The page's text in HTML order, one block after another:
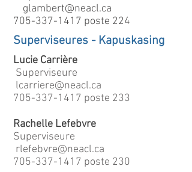
glambert@neacl.ca
705-337-1417 poste 224
Superviseures - Kapuskasing
Lucie Carrière
Superviseure
lcarriere@neacl.ca
705-337-1417 poste 233
Rachelle Lefebvre
Superviseure
rlefebvre@neacl.ca
705-337-1417 poste 230